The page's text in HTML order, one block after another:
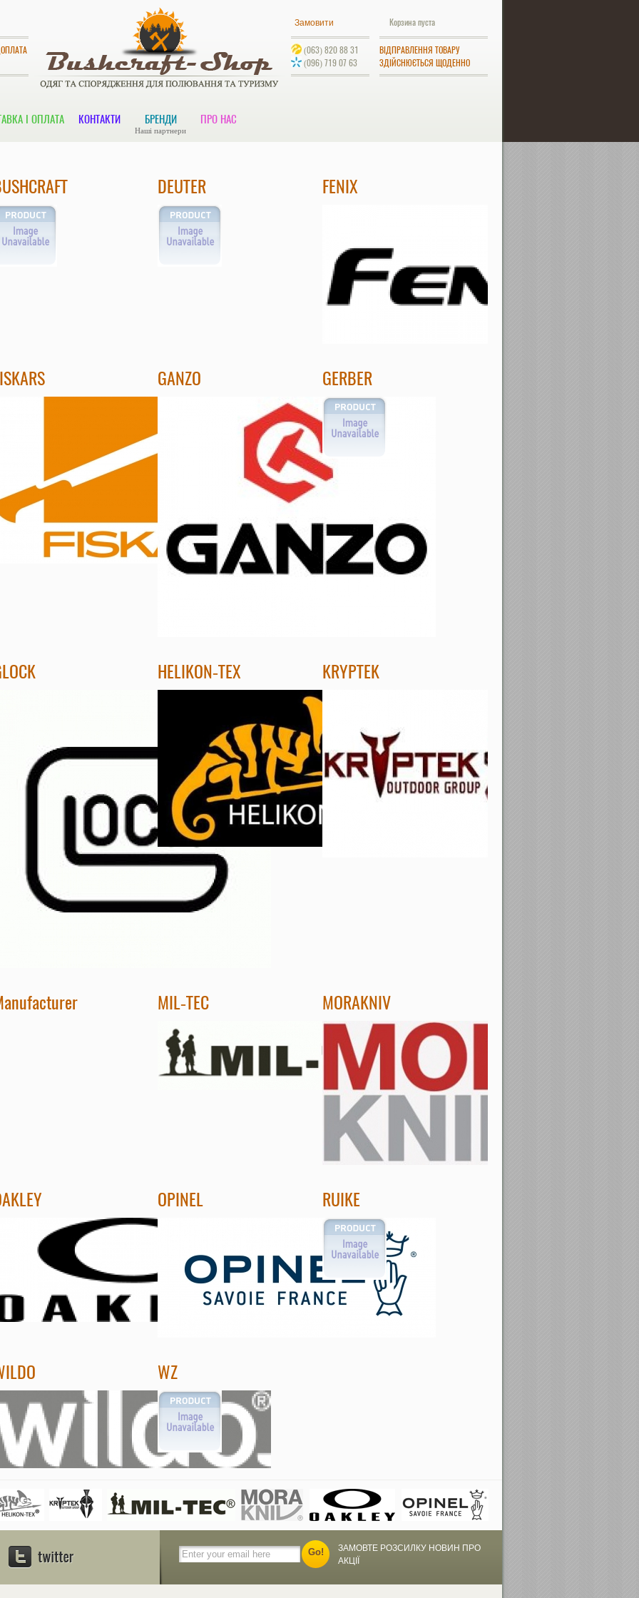
Замовити Корзина пуста
(063) 820 88 31
(096) 719 07 63
ВІДПРАВЛЕННЯ ТОВАРУ
ЗДІЙСНЮЄТЬСЯ ЩОДЕННО
І ОПЛАТА КОНТАКТИ БРЕНДИ
Наші партнери
ПРО НАС
DEUTER FENIX
GANZO GERBER
HELIKON-TEX KRYPTEK
MIL-TEC MORAKNIV
OPINEL RUIKE
WZ
ЗАМОВТЕ РОЗСИЛКУ НОВИН ПРО
АКЦІЇ